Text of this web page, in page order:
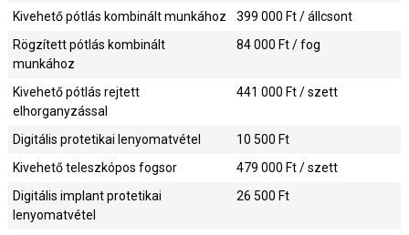
399 000 Ft / állcsont
Kivehető pótlás kombinált munkához
84 000 Ft / fog
Rögzített pótlás kombinált
munkához
441 000 Ft / szett
Kivehető pótlás rejtett
elhorganyzással
10 500 Ft
Digitális protetikai lenyomatvétel
479 000 Ft / szett
Kivehető teleszkópos fogsor
26 500 Ft
Digitális implant protetikai
lenyomatvétel